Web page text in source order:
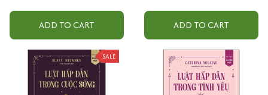
ADD TO CART ADD TO CART
SALE